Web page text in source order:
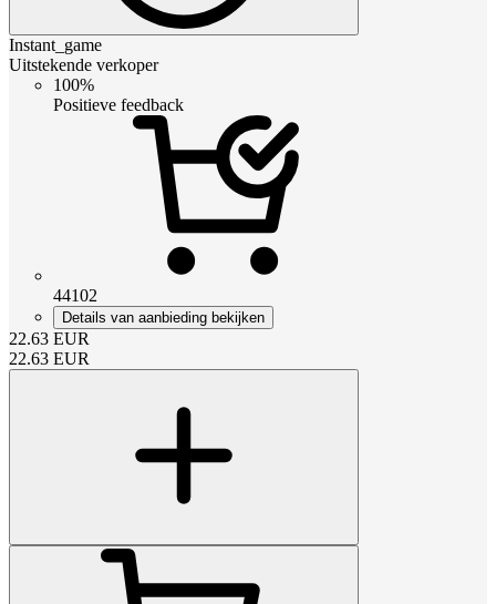
Instant_game
Uitstekende verkoper
100%
Positieve feedback
44102
Details van aanbieding bekijken
22.63 EUR
22.63 EUR